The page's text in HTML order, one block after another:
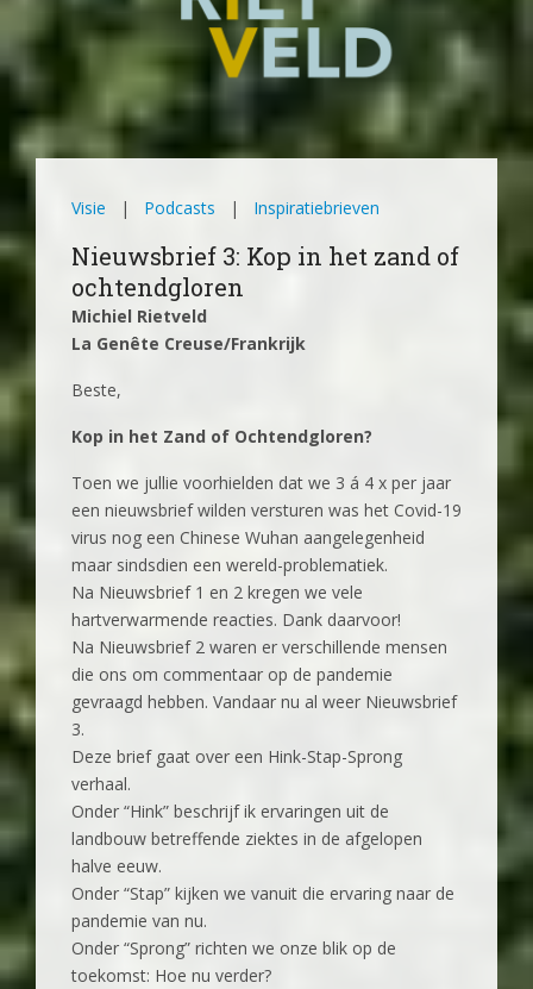
Visie | Podcasts | Inspiratiebrieven
Nieuwsbrief 3: Kop in het zand of
ochtendgloren
Michiel Rietveld
La Genête Creuse/Frankrijk
Beste,
Kop in het Zand of Ochtendgloren?
Toen we jullie voorhielden dat we 3 á 4 x per jaar
een nieuwsbrief wilden versturen was het Covid-19
virus nog een Chinese Wuhan aangelegenheid
maar sindsdien een wereld-problematiek.
Na Nieuwsbrief 1 en 2 kregen we vele
hartverwarmende reacties. Dank daarvoor!
Na Nieuwsbrief 2 waren er verschillende mensen
die ons om commentaar op de pandemie
gevraagd hebben. Vandaar nu al weer Nieuwsbrief
3.
Deze brief gaat over een Hink-Stap-Sprong
verhaal.
Onder “Hink” beschrijf ik ervaringen uit de
landbouw betreffende ziektes in de afgelopen
halve eeuw.
Onder “Stap” kijken we vanuit die ervaring naar de
pandemie van nu.
Onder “Sprong” richten we onze blik op de
toekomst: Hoe nu verder?